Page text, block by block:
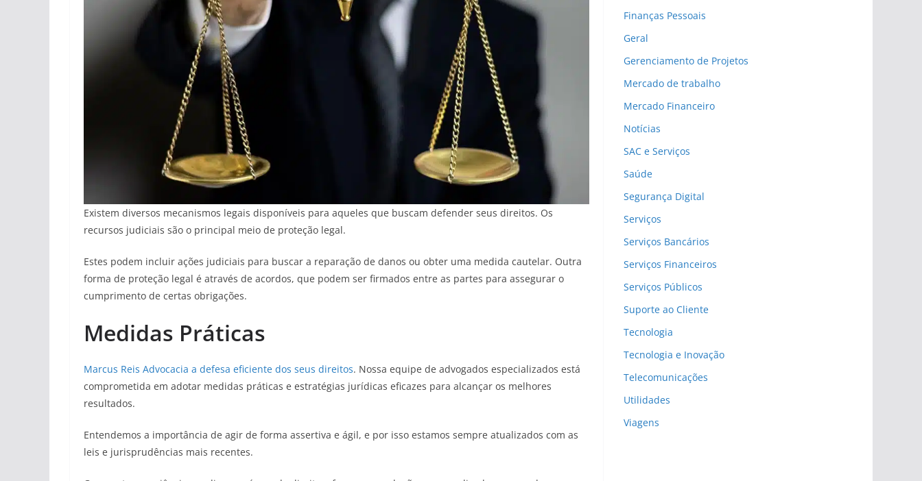
Existem diversos mecanismos legais disponíveis para aqueles que buscam defender seus direitos. Os
recursos judiciais são o principal meio de proteção legal.
Estes podem incluir ações judiciais para buscar a reparação de danos ou obter uma medida cautelar. Outra
forma de proteção legal é através de acordos, que podem ser firmados entre as partes para assegurar o
cumprimento de certas obrigações.
Medidas Práticas
Marcus Reis Advocacia a defesa eficiente dos seus direitos. Nossa equipe de advogados especializados está
comprometida em adotar medidas práticas e estratégias jurídicas eficazes para alcançar os melhores
resultados.
Entendemos a importância de agir de forma assertiva e ágil, e por isso estamos sempre atualizados com as
leis e jurisprudências mais recentes.
Finanças Pessoais
Geral
Gerenciamento de Projetos
Mercado de trabalho
Mercado Financeiro
Notícias
SAC e Serviços
Saúde
Segurança Digital
Serviços
Serviços Bancários
Serviços Financeiros
Serviços Públicos
Suporte ao Cliente
Tecnologia
Tecnologia e Inovação
Telecomunicações
Utilidades
Viagens